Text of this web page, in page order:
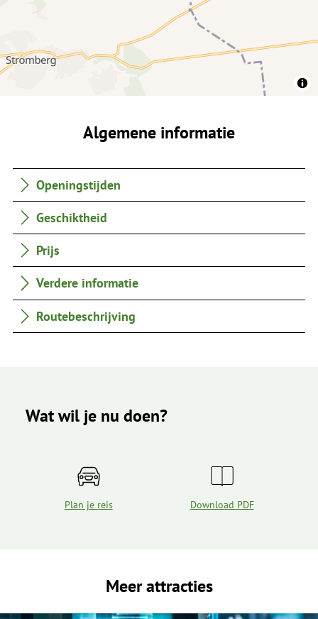
Algemene informatie
Openingstijden
Geschiktheid
Prijs
Verdere informatie
Routebeschrijving
Wat wil je nu doen?
Plan je reis Download PDF
Meer attracties